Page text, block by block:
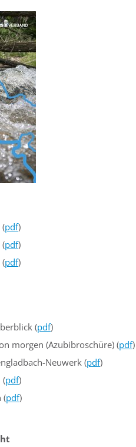
pdf)
pdf)
pdf)
(pdf)
morgen (Azubibroschüre) (pdf)
Neuwerk (pdf)
(pdf)
(pdf)